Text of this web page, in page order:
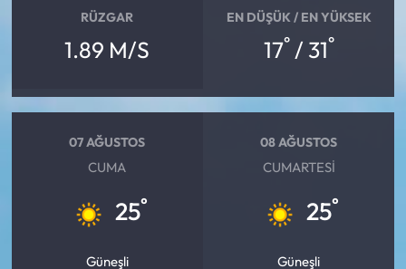
RÜZGAR
1.89 M/S
EN DÜŞÜK / EN YÜKSEK
17°/ 31°
07 AĞUSTOS
CUMA
25°
Güneşli
08 AĞUSTOS
CUMARTESI
25°
Güneşli